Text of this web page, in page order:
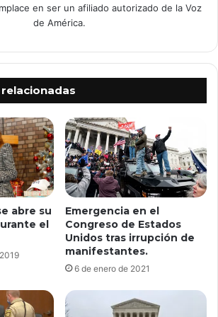
en ser un afiliado autorizado de la Voz
de América.
abre su
el
Emergencia en el
Congreso de Estados
Unidos tras irrupción de
manifestantes.
6 de enero de 2021